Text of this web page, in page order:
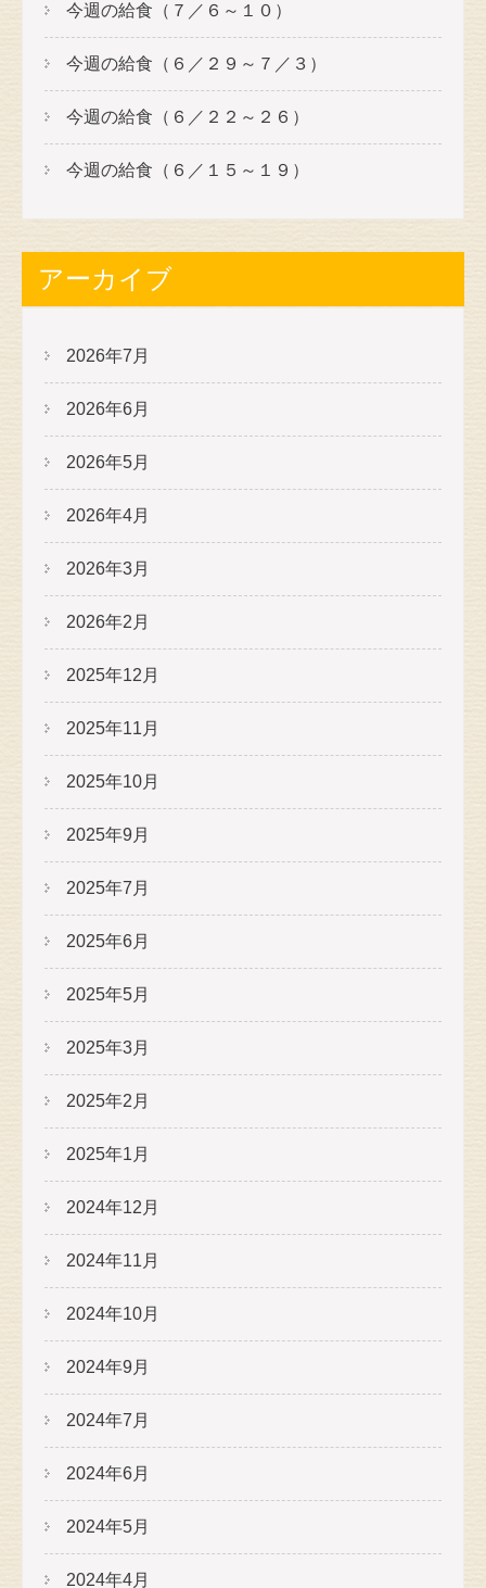
今週の給食（７／６～１０）
今週の給食（６／２９～７／３）
今週の給食（６／２２～２６）
今週の給食（６／１５～１９）
アーカイブ
2026年7月
2026年6月
2026年5月
2026年4月
2026年3月
2026年2月
2025年12月
2025年11月
2025年10月
2025年9月
2025年7月
2025年6月
2025年5月
2025年3月
2025年2月
2025年1月
2024年12月
2024年11月
2024年10月
2024年9月
2024年7月
2024年6月
2024年5月
2024年4月